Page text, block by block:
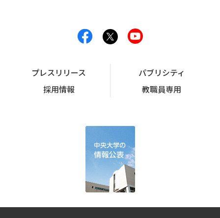
プレスリリース
パブリシティ
採用情報
教職員専用